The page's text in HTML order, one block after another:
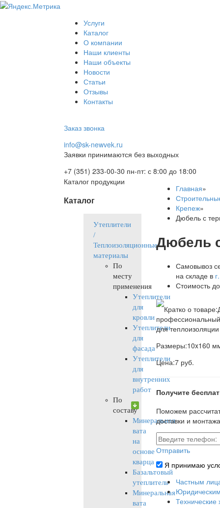
Услуги
Каталог
О компании
Наши клиенты
Наши объекты
Новости
Статьи
Отзывы
Контакты
Заказ звонка
info@sk-newvek.ru
Заявки принимаются без выходных
+7 (351) 233-00-30 пн-пт: с 8:00 до 18:00
О компании
Наши клиенты
info@sk-newvek.ru
Каталог продукции
Каталог
Утеплители
/
Теплоизоляционные
материалы
По
месту
применения
Утеплители
для
кровли
Утеплители
для
фасада
Утеплители
для
внутренних
работ
По
составу
Минеральная
вата
на
основе
кварца
Базальтовый
утеплитель
Минеральная
вата
Главная»
Крепеж»
Дюбель с
Дюбель
Самовывоз
на складе в
Стоимость
Кратко о товаре:
для
Размеры:10x160
Цена:7 руб.
Получите
Поможем
доставки и монтажа
Отправить
Я принимаю
Частным
Технические